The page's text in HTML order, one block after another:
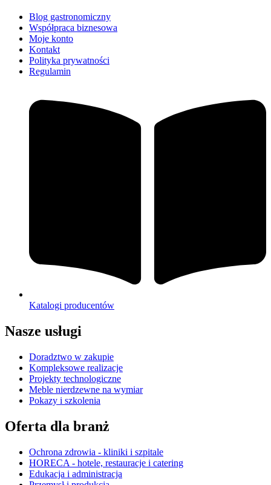
Blog gastronomiczny
Współpraca biznesowa
Moje konto
Kontakt
Polityka prywatności
Regulamin
Katalogi producentów
Nasze usługi
Doradztwo w zakupie
Kompleksowe realizacje
Projekty technologiczne
Meble nierdzewne na wymiar
Pokazy i szkolenia
Oferta dla branż
Ochrona zdrowia - kliniki i szpitale
HORECA - hotele, restauracje i catering
Edukacja i administracja